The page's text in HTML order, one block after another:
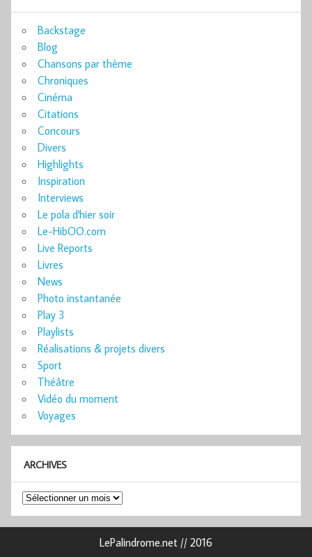
Backstage
Blog
Chansons par thème
Chroniques
Cinéma
Citations
Concours
Divers
Highlights
Inspiration
Interviews
Le pola d'hier soir
Le-HibOO.com
Live Reports
Livres
News
Photo instantanée
Play 3
Playlists
Réalisations & projets divers
Sport
Théâtre
Vidéo du moment
Voyages
ARCHIVES
Archives
LePalindrome.net // 2016